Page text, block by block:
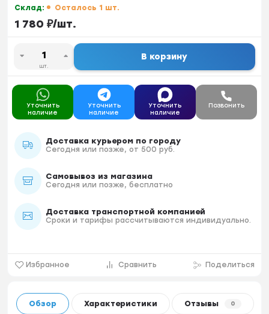
Склад: Осталось 1 шт.
1 780 ₽/шт.
шт.
В корзину
Уточнить
наличие
Уточнить
наличие
Уточнить
наличие
Позвонить
Доставка курьером по городу
Сегодня или позже, от 500 руб.
Самовывоз из магазина
Сегодня или позже, бесплатно
Доставка транспортной компанией
Сроки и тарифы рассчитываются индивидуально.
Избранное Сравнить Поделиться
Обзор Характеристики Отзывы 0